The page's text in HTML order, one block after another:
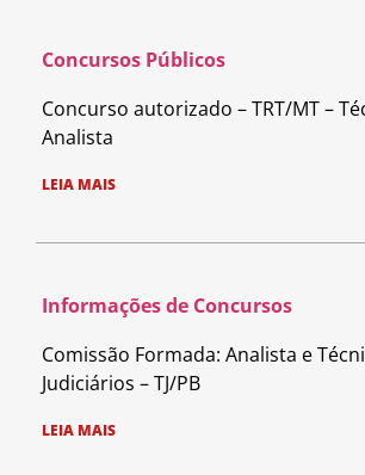
Concursos Públicos
Concurso autorizado – TRT/MT –
Analista
LEIA MAIS
Informações de Concursos
Comissão Formada: Analista e
Judiciários – TJ/PB
LEIA MAIS